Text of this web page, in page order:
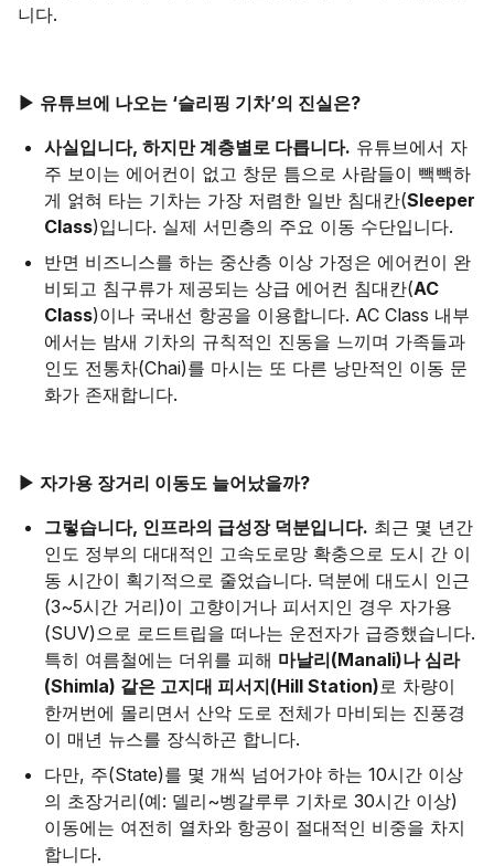
니다.
▶ 유튜브에 나오는 ‘슬리핑 기차’의 진실은?
사실입니다, 하지만 계층별로 다릅니다. 유튜브에서 자
주 보이는 에어컨이 없고 창문 틈으로 사람들이 빽빽하
게 얽혀 타는 기차는 가장 저렴한 일반 침대칸(Sleeper
Class)입니다. 실제 서민층의 주요 이동 수단입니다.
반면 비즈니스를 하는 중산층 이상 가정은 에어컨이 완
비되고 침구류가 제공되는 상급 에어컨 침대칸(AC
Class)이나 국내선 항공을 이용합니다. AC Class 내부
에서는 밤새 기차의 규칙적인 진동을 느끼며 가족들과
인도 전통차(Chai)를 마시는 또 다른 낭만적인 이동 문
화가 존재합니다.
▶ 자가용 장거리 이동도 늘어났을까?
그렇습니다, 인프라의 급성장 덕분입니다. 최근 몇 년간
인도 정부의 대대적인 고속도로망 확충으로 도시 간 이
동 시간이 획기적으로 줄었습니다. 덕분에 대도시 인근
(3~5시간 거리)이 고향이거나 피서지인 경우 자가용
(SUV)으로 로드트립을 떠나는 운전자가 급증했습니다.
특히 여름철에는 더위를 피해 마날리(Manali)나 심라
(Shimla) 같은 고지대 피서지(Hill Station) 로 차량이
한꺼번에 몰리면서 산악 도로 전체가 마비되는 진풍경
이 매년 뉴스를 장식하곤 합니다.
다만, 주(State)를 몇 개씩 넘어가야 하는 10시간 이상
의 초장거리(예: 델리~벵갈루루 기차로 30시간 이상)
이동에는 여전히 열차와 항공이 절대적인 비중을 차지
합니다.